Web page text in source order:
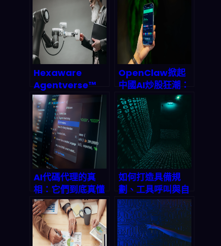
Hexaware
Agentverse™
600+ AI 代理平台
上線：2026 企業
一鍵自動化，真的
能砍掉 50% 成本
嗎？
OpenClaw掀起
中國AI炒股狂潮：
散戶、VC與監管
的三方博弈，你該
進場還是觀望？
AI代碼代理的真
相：它們到底真懂
程式碼還是唬爛？
2026年深度解析
如何打造具備規
劃、工具呼叫與自
我批判能力的進階
Agentic AI 系
統？2026 終極實
戰指南